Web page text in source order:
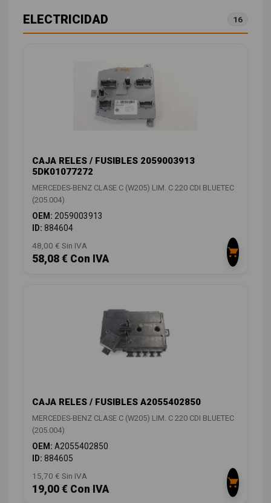
ELECTRICIDAD 16
CAJA RELES / FUSIBLES 2059003913
5DK01077272
MERCEDES-BENZ CLASE C (W205) LIM. C 220 CDI BLUETEC
(205.004)
OEM: 2059003913
ID: 884604
48,00 € Sin IVA
58,08 € Con IVA
CAJA RELES / FUSIBLES A2055402850
MERCEDES-BENZ CLASE C (W205) LIM. C 220 CDI BLUETEC
(205.004)
OEM: A2055402850
ID: 884605
15,70 € Sin IVA
19,00 € Con IVA